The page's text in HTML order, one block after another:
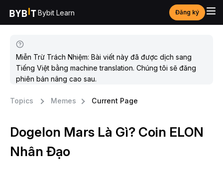
Bybit Learn Đăng ký
Miễn Trừ Trách Nhiệm: Bài viết này đã được dịch sang
Tiếng Việt bằng machine translation. Chúng tôi sẽ đăng
phiên bản nâng cao sau.
Topics Memes Current Page
Dogelon Mars Là Gì? Coin ELON
Nhân Đạo